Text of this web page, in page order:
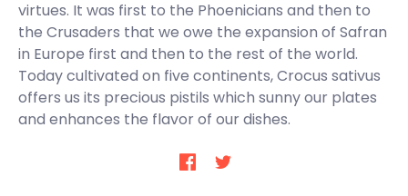
virtues. It was first to the Phoenicians and then to
the Crusaders that we owe the expansion of Safran
in Europe first and then to the rest of the world.
Today cultivated on five continents, Crocus sativus
offers us its precious pistils which sunny our plates
and enhances the flavor of our dishes.